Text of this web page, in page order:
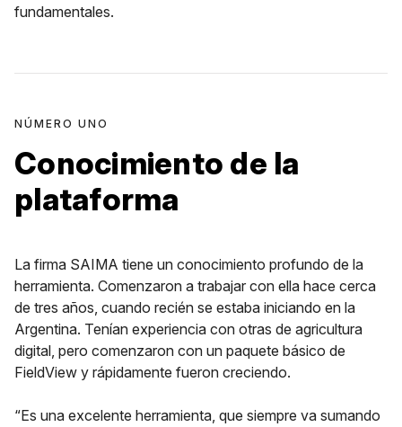
fundamentales.
NÚMERO UNO
Conocimiento de la
plataforma
La firma SAIMA tiene un conocimiento profundo de la
herramienta. Comenzaron a trabajar con ella hace cerca
de tres años, cuando recién se estaba iniciando en la
Argentina. Tenían experiencia con otras de agricultura
digital, pero comenzaron con un paquete básico de
FieldView y rápidamente fueron creciendo.
“Es una excelente herramienta, que siempre va sumando